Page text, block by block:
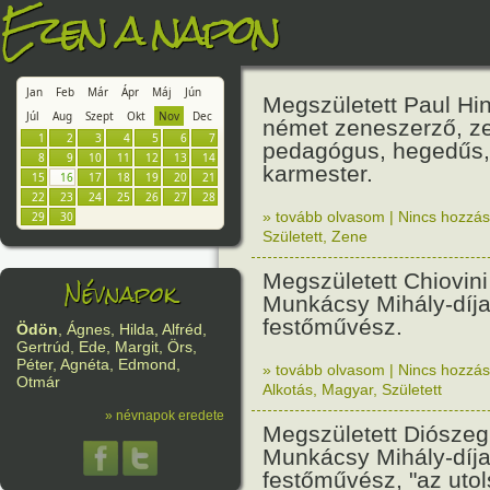
Ezen a napon
Jan Feb Már Ápr Máj
Jún
Júl
Aug Szept Okt Nov
Dec
1
2 3 4 5 6
7
8
9 10 11 12 13
14
15
16 17 18 19 20
21
22
23 24 25 26 27
28
29
30
Névnapok
Ödön, Ágnes, Hilda, Alfréd,
Gertrúd, Ede, Margit, Örs,
Péter, Agnéta, Edmond,
Otmár
» névnapok eredete
Megszületett Paul
német zeneszerző,
pedagógus,
karmester.
» tovább olvasom | Nincs
Született Zene
Megszületett
Munkácsy Mihály-
festőművész.
» tovább olvasom | Nincs
Alkotás Magyar, Született
Megszületett
Munkácsy Mihály-
festőművész, "az